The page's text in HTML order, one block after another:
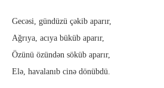
Gecəsi, gündüzü çəkib aparır,
Ağrıya, acıya büküb aparır,
Özünü özündən söküb aparır,
Elə, havalanıb cinə dönübdü.